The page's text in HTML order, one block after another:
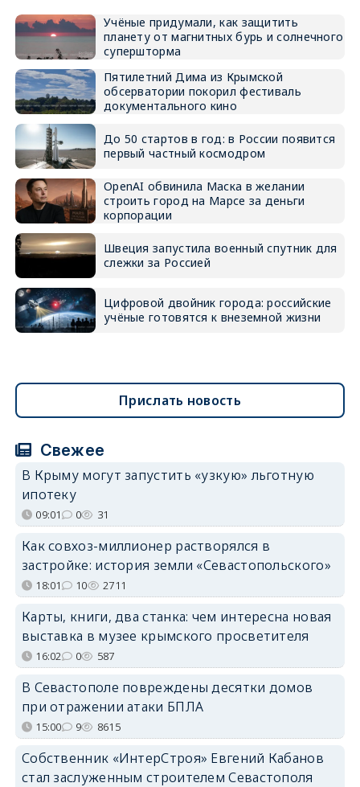
Учёные придумали, как защитить
планету от магнитных бурь и солнечного
супершторма
Пятилетний Дима из Крымской
обсерватории покорил фестиваль
документального кино
До 50 стартов в год: в России появится
первый частный космодром
OpenAI обвинила Маска в желании
строить город на Марсе за деньги
корпорации
Швеция запустила военный спутник для
слежки за Россией
Цифровой двойник города: российские
учёные готовятся к внеземной жизни
Прислать новость
Свежее
В Крыму могут запустить «узкую» льготную
ипотеку
09:01 0 31
Как совхоз-миллионер растворялся в
застройке: история земли «Севастопольского»
18:01 10 2711
Карты, книги, два станка: чем интересна новая
выставка в музее крымского просветителя
16:02 0 587
В Севастополе повреждены десятки домов
при отражении атаки БПЛА
15:00 9 8615
Собственник «ИнтерСтроя» Евгений Кабанов
стал заслуженным строителем Севастополя